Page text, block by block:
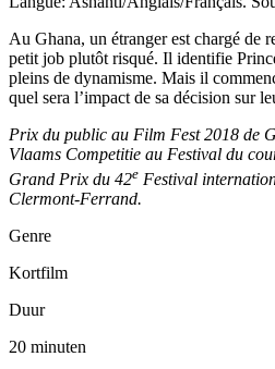
Au Ghana, un étranger est chargé de
petit job plutôt risqué. Il identifie
pleins de dynamisme. Mais il
quel sera l’impact de sa décision sur
Prix du public au Film Fest 2018 de
Vlaams Competitie au Festival du
Grand Prix du 42e Festival
Clermont-Ferrand.
Genre
Kortfilm
Duur
20 minuten